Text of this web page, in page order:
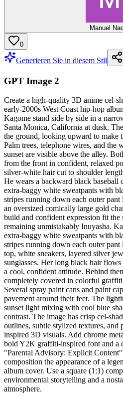
Manuel
0
Generieren Sie in diesem Stil
GPT Image 2
Create a high-quality 3D anime cel-
early-2000s West Coast hip-hop
Kagome stand side by side in a
Santa Monica, California at dusk.
the ground, looking upward to make
Palm trees, telephone wires, and the
sunset are visible above the alley.
from the front in confident, relaxed
silver-white hair cut to shoulder
He wears a backward black baseball
extra-baggy white sweatpants with
stripes running down each outer pant
an oversized comically large gold
build and confident expression fit the
remaining unmistakably Inuyasha.
extra-baggy white sweatpants with
stripes running down each outer
top, white sneakers, layered silver
sunglasses. Her long black hair
a cool, confident attitude. Behind
completely covered in colorful
Several spray paint cans and paint
pavement around their feet. The
sunset light mixing with cool blue
contrast. The image has crisp cel-
outlines, subtle stylized textures, and
inspired 3D visuals. Add chrome
bold Y2K graffiti-inspired font and a
"Parental Advisory: Explicit
composition the appearance of a
album cover. Use a square (1:1)
environmental storytelling and a
atmosphere.